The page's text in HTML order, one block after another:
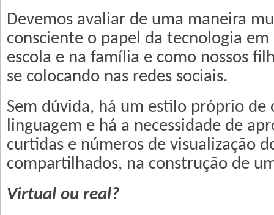
Devemos avaliar de uma maneira
consciente o papel da tecnologia em
escola e na família e como nossos
se colocando nas redes sociais.
Sem dúvida, há um estilo próprio de
linguagem e há a necessidade de
curtidas e números de visualização
compartilhados, na construção de
Virtual ou real?